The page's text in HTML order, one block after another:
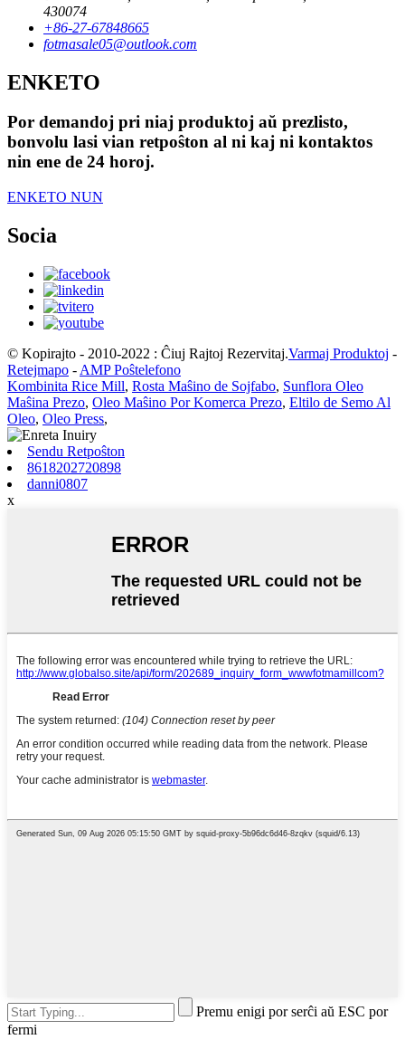
430074
+86-27-67848665
fotmasale05@outlook.com
ENKETO
Por demandoj pri niaj produktoj aŭ prezlisto,
bonvolu lasi vian retpoŝton al ni kaj ni kontaktos
nin ene de 24 horoj.
ENKETO NUN
Socia
© Kopirajto - 2010-2022 : Ĉiuj Rajtoj Rezervitaj.Varmaj Produktoj -
Retejmapo - AMP Poŝtelefono
Kombinita Rice Mill, Rosta Maŝino de Sojfabo, Sunflora Oleo
Maŝina Prezo, Oleo Maŝino Por Komerca Prezo, Eltilo de Semo Al
Oleo, Oleo Press,
Sendu Retpoŝton
8618202720898
danni0807
x
Premu enigi por serĉi aŭ ESC por
fermi